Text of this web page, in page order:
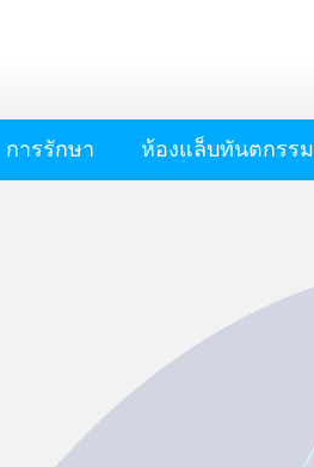
การรักษา ห้องแล็บทันตกรรม